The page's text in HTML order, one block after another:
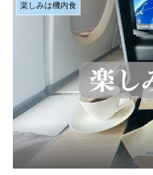
楽しみは機内食